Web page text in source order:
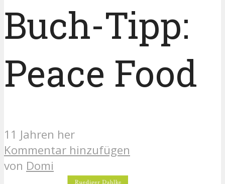
Buch-Tipp:
Peace Food
11 Jahren her
Kommentar hinzufügen
von Domi